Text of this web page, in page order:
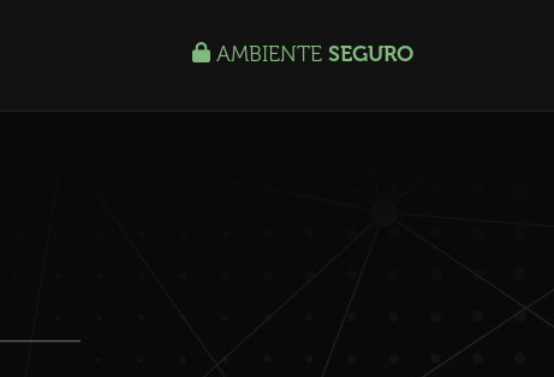
AMBIENTE SEGURO